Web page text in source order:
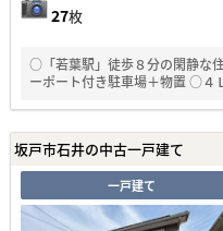
27枚
○「若葉駅」徒歩８分の閑静
ーポート付き駐車場＋物置 ○４
坂戸市石井の中古一戸建て
一戸建て